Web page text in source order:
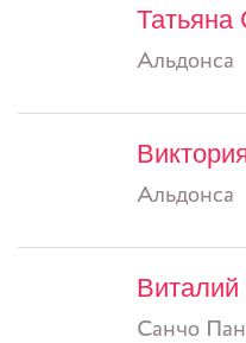
Татьяна
Альдонса
Альдонса
Санчо